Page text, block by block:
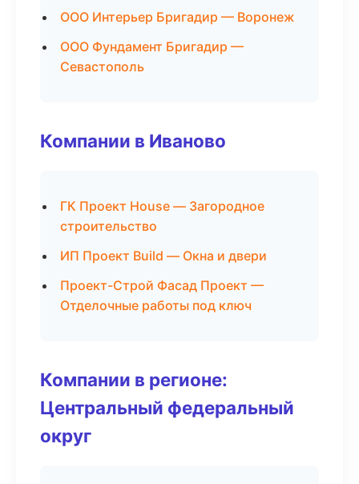
ООО Интерьер Бригадир — Воронеж
ООО Фундамент Бригадир —
Севастополь
Компании в Иваново
ГК Проект House — Загородное
строительство
ИП Проект Build — Окна и двери
Проект-Строй Фасад Проект —
Отделочные работы под ключ
Компании в регионе:
Центральный федеральный
округ